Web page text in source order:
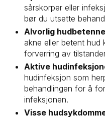
sårskorper eller
bør du utsette
Alvorlig
akne eller betent hud
forverring av
Aktive
hudinfeksjon som
behandlingen for å
infeksjonen.
Visse